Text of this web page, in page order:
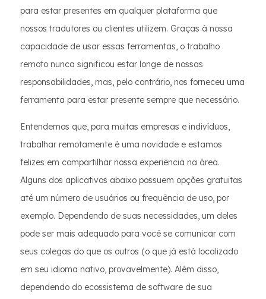
para estar presentes em qualquer plataforma que
nossos tradutores ou clientes utilizem. Graças à nossa
capacidade de usar essas ferramentas, o trabalho
remoto nunca significou estar longe de nossas
responsabilidades, mas, pelo contrário, nos forneceu uma
ferramenta para estar presente sempre que necessário.
Entendemos que, para muitas empresas e indivíduos,
trabalhar remotamente é uma novidade e estamos
felizes em compartilhar nossa experiência na área.
Alguns dos aplicativos abaixo possuem opções gratuitas
até um número de usuários ou frequência de uso, por
exemplo. Dependendo de suas necessidades, um deles
pode ser mais adequado para você se comunicar com
seus colegas do que os outros (o que já está localizado
em seu idioma nativo, provavelmente). Além disso,
dependendo do ecossistema de software de sua